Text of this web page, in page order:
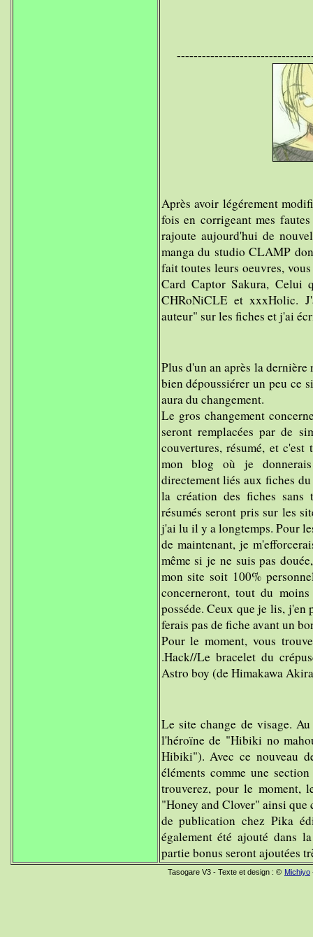
Après avoir légérement
fois en corrigeant mes
rajoute aujourd'hui de
manga du studio CLAMP
fait toutes leurs oeuvres,
Card Captor Sakura, Celui
CHRoNiCLE et xxxHolic.
auteur" sur les fiches et j'ai
Plus d'un an après la
bien dépoussiérer un peu ce
aura du changement.
Le gros changement
seront remplacées par de
couvertures, résumé, et
mon blog où je
directement liés aux fiches
la création des fiches
résumés seront pris sur les
j'ai lu il y a longtemps. Pour
de maintenant, je
même si je ne suis pas
mon site soit 100%
concerneront, tout du
posséde. Ceux que je lis, j'en
ferais pas de fiche avant un
Pour le moment, vous
.Hack//Le bracelet du
Astro boy (de Himakawa
Le site change de visage.
l'héroïne de "Hibiki no
Hibiki"). Avec ce nouveau
éléments comme une
trouverez, pour le moment,
"Honey and Clover" ainsi
de publication chez Pika
également été ajouté dans
partie bonus seront ajoutées
Tasogare V3 - Texte et design : © Michiyo